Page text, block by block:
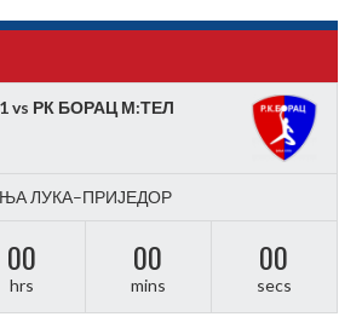
vs РК БОРАЦ М:ТЕЛ
ЛУКА–ПРИЈЕДОР
00
hrs
00
mins
00
secs